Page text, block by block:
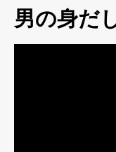
男の身だ